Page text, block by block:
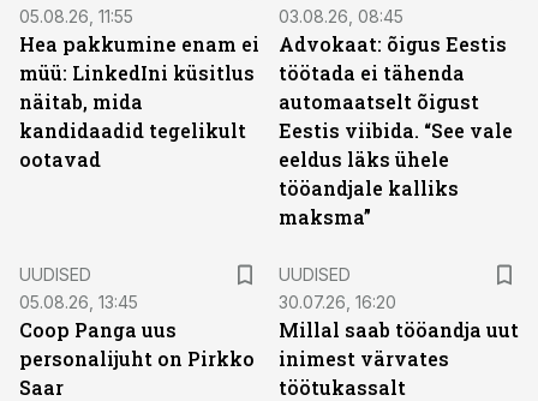
05.08.26, 11:55
Hea pakkumine enam ei
müü: LinkedIni küsitlus
näitab, mida
kandidaadid tegelikult
ootavad
03.08.26, 08:45
Advokaat: õigus Eestis
töötada ei tähenda
automaatselt õigust
Eestis viibida. “See vale
eeldus läks ühele
tööandjale kalliks
maksma”
UUDISED
05.08.26, 13:45
Coop Panga uus
personalijuht on Pirkko
Saar
UUDISED
30.07.26, 16:20
Millal saab tööandja uut
inimest värvates
töötukassalt